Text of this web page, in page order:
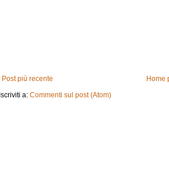
Post più recente
Home
Iscriviti a: Commenti sul post (Atom)